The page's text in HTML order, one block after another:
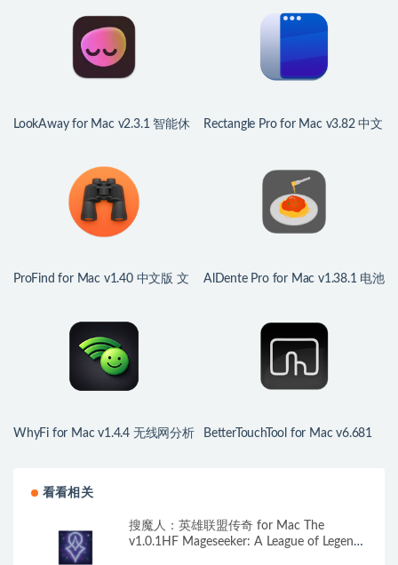
LookAway for Mac v2.3.1 智能休
Rectangle Pro for Mac v3.82 中文
ProFind for Mac v1.40 中文版 文
AlDente Pro for Mac v1.38.1 电池
WhyFi for Mac v1.4.4 无线网分析
BetterTouchTool for Mac v6.681
看看相关
搜魔人：英雄联盟传奇 for Mac The
v1.0.1HF Mageseeker: A League of Legends